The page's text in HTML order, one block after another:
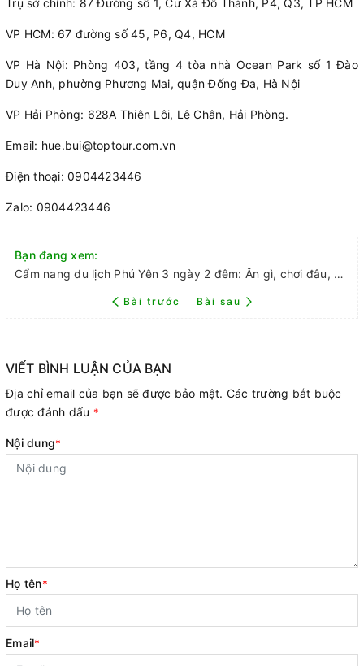
VP HCM: 67 đường số 45, P6, Q4, HCM
VP Hà Nội: Phòng 403, tầng 4 tòa nhà Ocean Park số 1 Đào
Duy Anh, phường Phương Mai, quận Đống Đa, Hà Nội
VP Hải Phòng: 628A Thiên Lôi, Lê Chân, Hải Phòng.
Email: hue.bui@toptour.com.vn
Điện thoại: 0904423446
Zalo: 0904423446
Bạn đang xem:
Cẩm nang du lịch Phú Yên 3 ngày 2 đêm: Ăn gì, chơi đâu, ở đâu?
Bài trước Bài sau
VIẾT BÌNH LUẬN CỦA BẠN
Địa chỉ email của bạn sẽ được bảo mật. Các trường bắt buộc
được đánh dấu *
Nội dung*
Họ tên*
Email*